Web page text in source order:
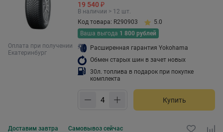
Оплата при получении
Екатеринбург
19 540 ₽
В наличии > 12 шт.
Код товара: R290903
5.0
Ваша выгода 1 800 рублей
Расширенная гарантия Yokohama
Обмен старых шин в зачет новых
30л. топлива в подарок при покупке
комплекта
Купить
Доставим завтра Самовывоз сейчас